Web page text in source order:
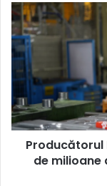
Investiție
de
650
Milioane
Euro
Producătorul
Beyçelik
Gestamp
investește
45
de
milioane
de
euro
într-Producătorul
de